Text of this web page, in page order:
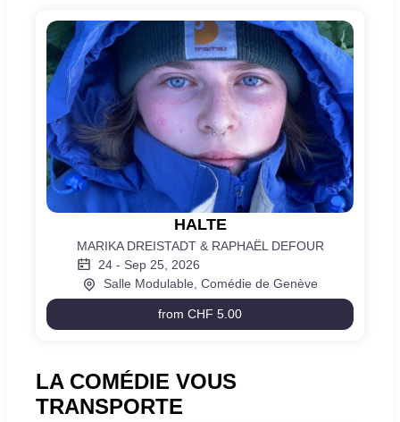
HALTE
HALTE
MARIKA DREISTADT & RAPHAËL DEFOUR
24 - Sep 25, 2026
Salle Modulable, Comédie de Genève
from CHF 5.00
HALTE
LA COMÉDIE VOUS
TRANSPORTE